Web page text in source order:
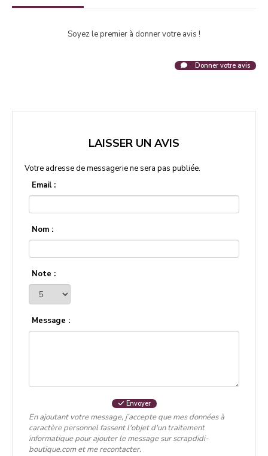
Soyez le premier à donner votre avis !
Donner votre avis
LAISSER UN AVIS
Votre adresse de messagerie ne sera pas publiée.
Email :
Nom :
Note :
Message :
Envoyer
En ajoutant votre message, j’accepte que mes données à
caractère personnel fassent l'objet d'un traitement
informatique pour ajouter le message sur scrapdidi-
boutique.com et me recontacter.